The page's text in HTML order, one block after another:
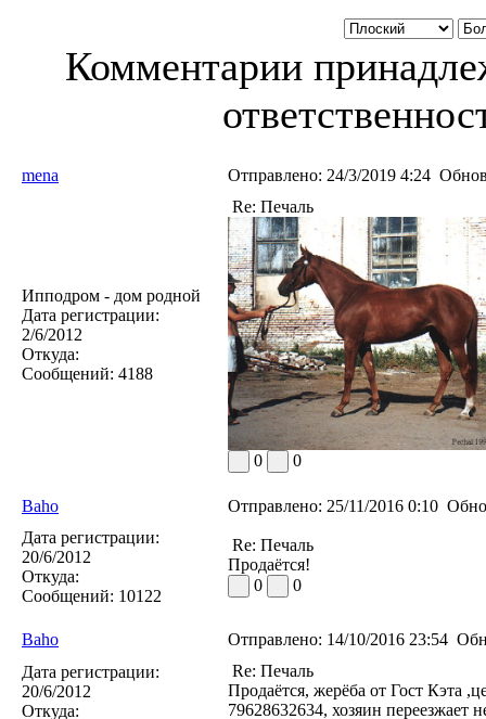
Комментарии
mena Отправлено: 24/3/2019 4:24
Ипподром - дом родной
Дата регистрации:
2/6/2012
Откуда:
Сообщений: 4188
Re: Печаль
0 0
Baho Отправлено: 25/11/2016 0:10
Дата регистрации:
20/6/2012
Откуда:
Сообщений: 10122
Re: Печаль
Продаётся!
0
0
Baho Отправлено: 14/10/2016 23:54
Дата регистрации:
20/6/2012
Откуда:
Re: Печаль
Продаётся, жерёба от Гост Кэта
79628632634, хозяин переезжает